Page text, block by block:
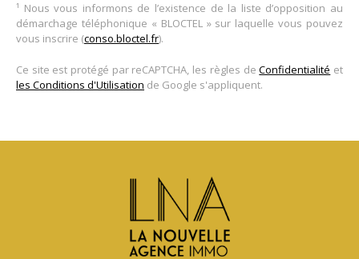
¹ Nous vous informons de l’existence de la liste d’opposition au
démarchage téléphonique « BLOCTEL » sur laquelle vous pouvez
vous inscrire (conso.bloctel.fr).
Ce site est protégé par reCAPTCHA, les règles deConfidentialité et
les Conditions d'Utilisation de Google s'appliquent.